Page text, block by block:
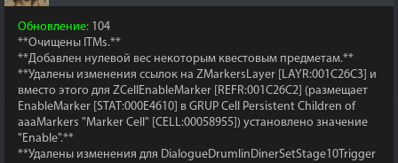
Обновление: 104
**Очищены ITMs.**
**Добавлен нулевой вес некоторым квестовым предметам.**
**Удалены изменения ссылок на ZMarkersLayer [LAYR:001C26C3] и
вместо этого для ZCellEnableMarker [REFR:001C26C2] (размещает
EnableMarker [STAT:000E4610] в GRUP Cell Persistent Children of
aaaMarkers "Marker Cell" [CELL:00058955]) установлено значение
"Enable".**
**Удалены изменения для DialogueDrumlinDinerSetStage10Trigger